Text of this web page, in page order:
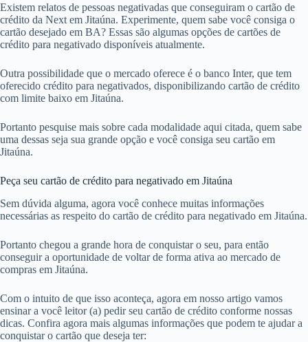
Existem relatos de pessoas negativadas que conseguiram o cartão de
crédito da Next em Jitaúna. Experimente, quem sabe você consiga o
cartão desejado em BA? Essas são algumas opções de cartões de
crédito para negativado disponíveis atualmente.
Outra possibilidade que o mercado oferece é o banco Inter, que tem
oferecido crédito para negativados, disponibilizando cartão de crédito
com limite baixo em Jitaúna.
Portanto pesquise mais sobre cada modalidade aqui citada, quem sabe
uma dessas seja sua grande opção e você consiga seu cartão em
Jitaúna.
Peça seu cartão de crédito para negativado em Jitaúna
Sem dúvida alguma, agora você conhece muitas informações
necessárias as respeito do cartão de crédito para negativado em Jitaúna.
Portanto chegou a grande hora de conquistar o seu, para então
conseguir a oportunidade de voltar de forma ativa ao mercado de
compras em Jitaúna.
Com o intuito de que isso aconteça, agora em nosso artigo vamos
ensinar a você leitor (a) pedir seu cartão de crédito conforme nossas
dicas. Confira agora mais algumas informações que podem te ajudar a
conquistar o cartão que deseja ter: